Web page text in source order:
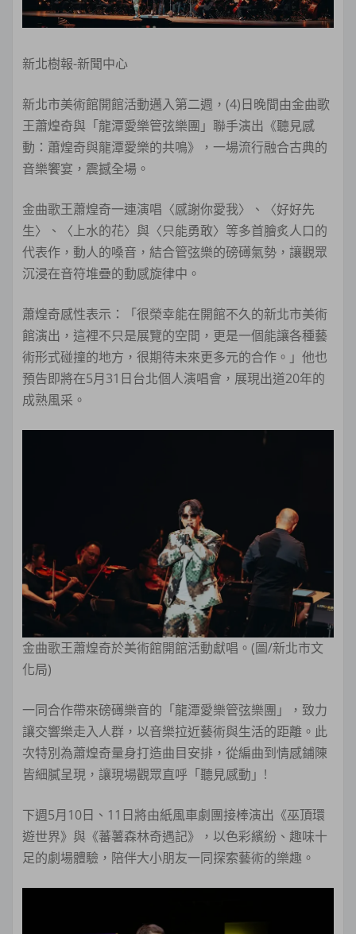
新北樹報-新聞中心
新北市美術館開館活動邁入第二週，(4)日晚間由金曲歌
王蕭煌奇與「龍潭愛樂管弦樂團」聯手演出《聽見感
動：蕭煌奇與龍潭愛樂的共鳴》，一場流行融合古典的
音樂饗宴，震撼全場。
金曲歌王蕭煌奇一連演唱〈感謝你愛我〉、〈好好先
生〉、〈上水的花〉與〈只能勇敢〉等多首膾炙人口的
代表作，動人的嗓音，結合管弦樂的磅礡氣勢，讓觀眾
沉浸在音符堆疊的動感旋律中。
蕭煌奇感性表示：「很榮幸能在開館不久的新北市美術
館演出，這裡不只是展覽的空間，更是一個能讓各種藝
術形式碰撞的地方，很期待未來更多元的合作。」他也
預告即將在5月31日台北個人演唱會，展現出道20年的
成熟風采。
金曲歌王蕭煌奇於美術館開館活動獻唱。(圖/新北市文
化局)
一同合作帶來磅礡樂音的「龍潭愛樂管弦樂團」，致力
讓交響樂走入人群，以音樂拉近藝術與生活的距離。此
次特別為蕭煌奇量身打造曲目安排，從編曲到情感鋪陳
皆細膩呈現，讓現場觀眾直呼「聽見感動」!
下週5月10日、11日將由紙風車劇團接棒演出《巫頂環
遊世界》與《蕃薯森林奇遇記》，以色彩繽紛、趣味十
足的劇場體驗，陪伴大小朋友一同探索藝術的樂趣。